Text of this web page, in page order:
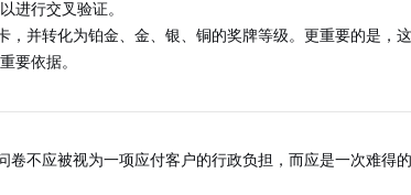
进行交叉验证。
，并转化为铂金、金、银、铜 的奖牌等级。更重要的是，
要依据。
卷不应被视为一项应付客户的行政负担，而应是一次难得